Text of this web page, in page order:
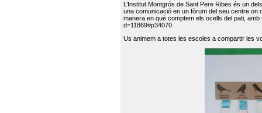
L’Institut Montgrós de Sant Pere Ribes és un
una comunicació en un fòrum del seu centre on
manera en què comptem els ocells del pati,
d=11869#p34070
Us animem a totes les escoles a compartir les